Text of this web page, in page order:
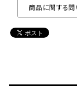
商品に関する